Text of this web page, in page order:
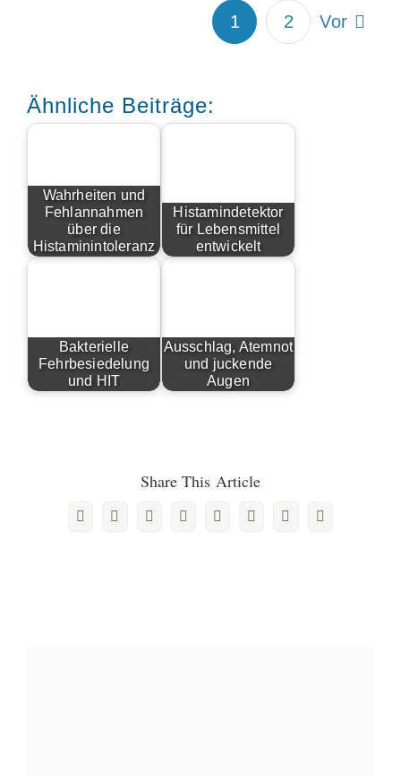
1 2 Vor
Ähnliche Beiträge:
Wahrheiten und
Fehlannahmen
über die
Histaminintoleranz
Histamindetektor
für Lebensmittel
entwickelt
Bakterielle
Fehrbesiedelung
und HIT
Ausschlag, Atemnot
und juckende
Augen
Share This Article
FacebookTwitter Reddit LinkedInWhatsApp
Pinterest